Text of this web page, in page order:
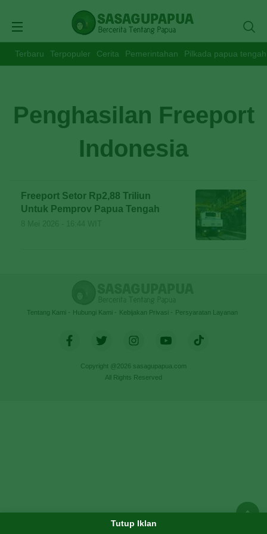
Terbaru Terpopuler Cerita Pemerintahan Pilkada papua tengah
Penghasilan Freeport
Indonesia
Freeport Setor Rp2,88 Triliun
Untuk Pemprov Papua Tengah
Tentang Kami Hubungi Kami Kebijakan Privasi Persyaratan Layanan
Copyright @2026 sasagupapua.com
All Rights Reserved
Tutup Iklan